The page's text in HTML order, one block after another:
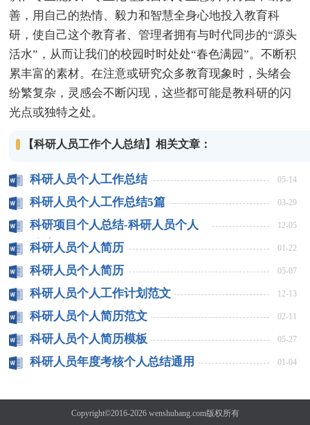
善，用自己的热情、毅力和智慧全身心地投入教育科
研，使自己这个教育者、管理者拥有与时代同步的“源头
活水”，从而让我们的校园时时处处“春色满园”。不断积
累丰富的素材。在注意或研究众多教育现象时，头绪会
纷繁复杂，灵感会不断闪现，这些都可能是教科研的闪
光点或独特之处。
【科研人员工作个人总结】相关文章：
科研人员个人工作总结 05-14
科研人员个人工作总结5篇 03-29
科研项目个人总结-科研人员个人
总结
12-05
科研人员个人简历 01-22
科研人员个人简历 05-07
科研人员个人工作计划范文 12-13
科研人员个人简历范文 02-11
科研人员个人简历模板 05-27
科研人员年度考核个人总结通用 01-04
Copyright©2016-2026 wenshubang.com版权所有